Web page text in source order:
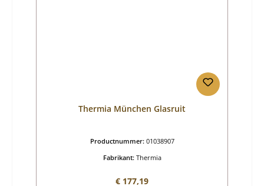
Thermia München Glasruit
Productnummer: 01038907
Fabrikant: Thermia
Normale prijs:
€ 177,19